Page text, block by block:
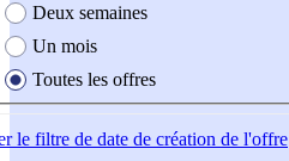
Deux semaines
Un mois
Toutes les offres
le filtre de date de création de l'offre